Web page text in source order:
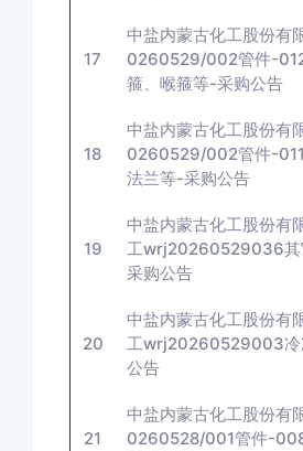
17
中盐内蒙古化工股份有
0260529/002管件-
箍、喉箍等-采购公告
18
中盐内蒙古化工股份有
0260529/002管件-
法兰等-采购公告
19
中盐内蒙古化工股份有
工wrj20260529036其
采购公告
20
中盐内蒙古化工股份有
工wrj20260529003冷
公告
21
中盐内蒙古化工股份有
0260528/001管件-